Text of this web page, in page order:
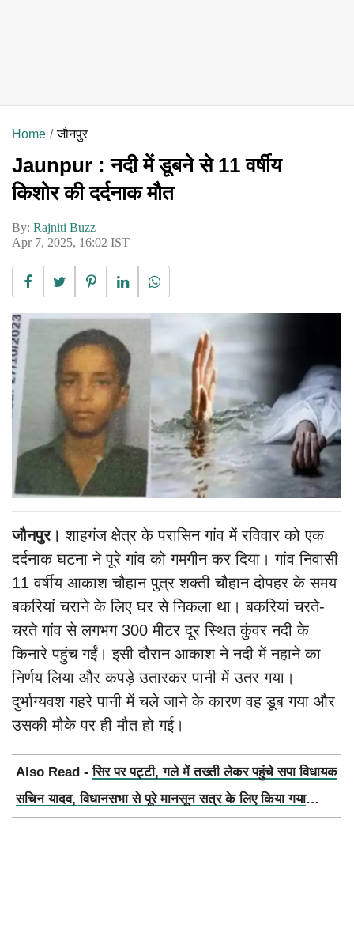
Home जौनपुर
Jaunpur : नदी में डूबने से 11 वर्षीय
किशोर की दर्दनाक मौत
By: Rajniti Buzz
Apr 7, 2025, 16:02 IST
जौनपुर। शाहगंज क्षेत्र के परासिन गांव में रविवार को एक
दर्दनाक घटना ने पूरे गांव को गमगीन कर दिया। गांव निवासी
11 वर्षीय आकाश चौहान पुत्र शक्ती चौहान दोपहर के समय
बकरियां चराने के लिए घर से निकला था। बकरियां चरते-
चरते गांव से लगभग 300 मीटर दूर स्थित कुंवर नदी के
किनारे पहुंच गईं। इसी दौरान आकाश ने नदी में नहाने का
निर्णय लिया और कपड़े उतारकर पानी में उतर गया।
दुर्भाग्यवश गहरे पानी में चले जाने के कारण वह डूब गया और
उसकी मौके पर ही मौत हो गई।
Also Read -सिर पर पट्टी, गले में तख्ती लेकर पहुंचे सपा विधायक
सचिन यादव, विधानसभा से पूरे मानसून सत्र के लिए किया गया